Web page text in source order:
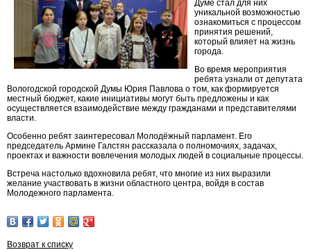
Думе стал для них
уникальной возможностью
ознакомиться с процессом
принятия решений,
который влияет на жизнь
города.
Во время мероприятия
ребята узнали от депутата
Вологодской городской Думы Юрия Павлова о том, как формируется
местный бюджет, какие инициативы могут быть предложены и как
осуществляется взаимодействие между гражданами и представителями
власти.
Особенно ребят заинтересовал Молодёжный парламент. Его
председатель Армине Галстян рассказала о полномочиях, задачах,
проектах и важности вовлечения молодых людей в социальные процессы.
Встреча настолько вдохновила ребят, что многие из них выразили
желание участвовать в жизни областного центра, войдя в состав
Молодежного парламента.
Возврат к списку